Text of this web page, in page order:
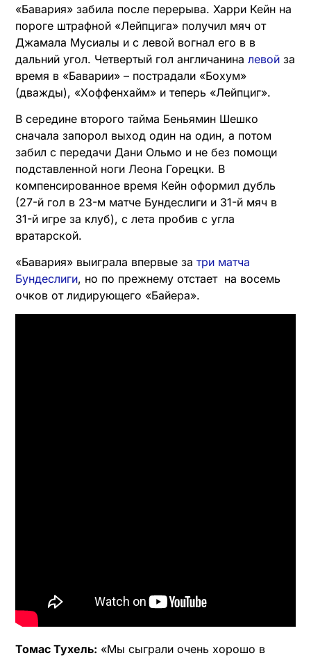
«Бавария» забила после перерыва. Харри Кейн на
пороге штрафной «Лейпцига» получил мяч от
Джамала Мусиалы и с левой вогнал его в в
дальний угол. Четвертый гол англичанина левой за
время в «Баварии» – пострадали «Бохум»
(дважды), «Хоффенхайм» и теперь «Лейпциг».
В середине второго тайма Беньямин Шешко
сначала запорол выход один на один, а потом
забил с передачи Дани Ольмо и не без помощи
подставленной ноги Леона Горецки. В
компенсированное время Кейн оформил дубль
(27-й гол в 23-м матче Бундеслиги и 31-й мяч в
31-й игре за клуб), с лета пробив с угла
вратарской.
«Бавария» выиграла впервые за три матча
Бундеслиги, но по прежнему отстает на восемь
очков от лидирующего «Байера».
Томас Тухель: «Мы сыграли очень хорошо в